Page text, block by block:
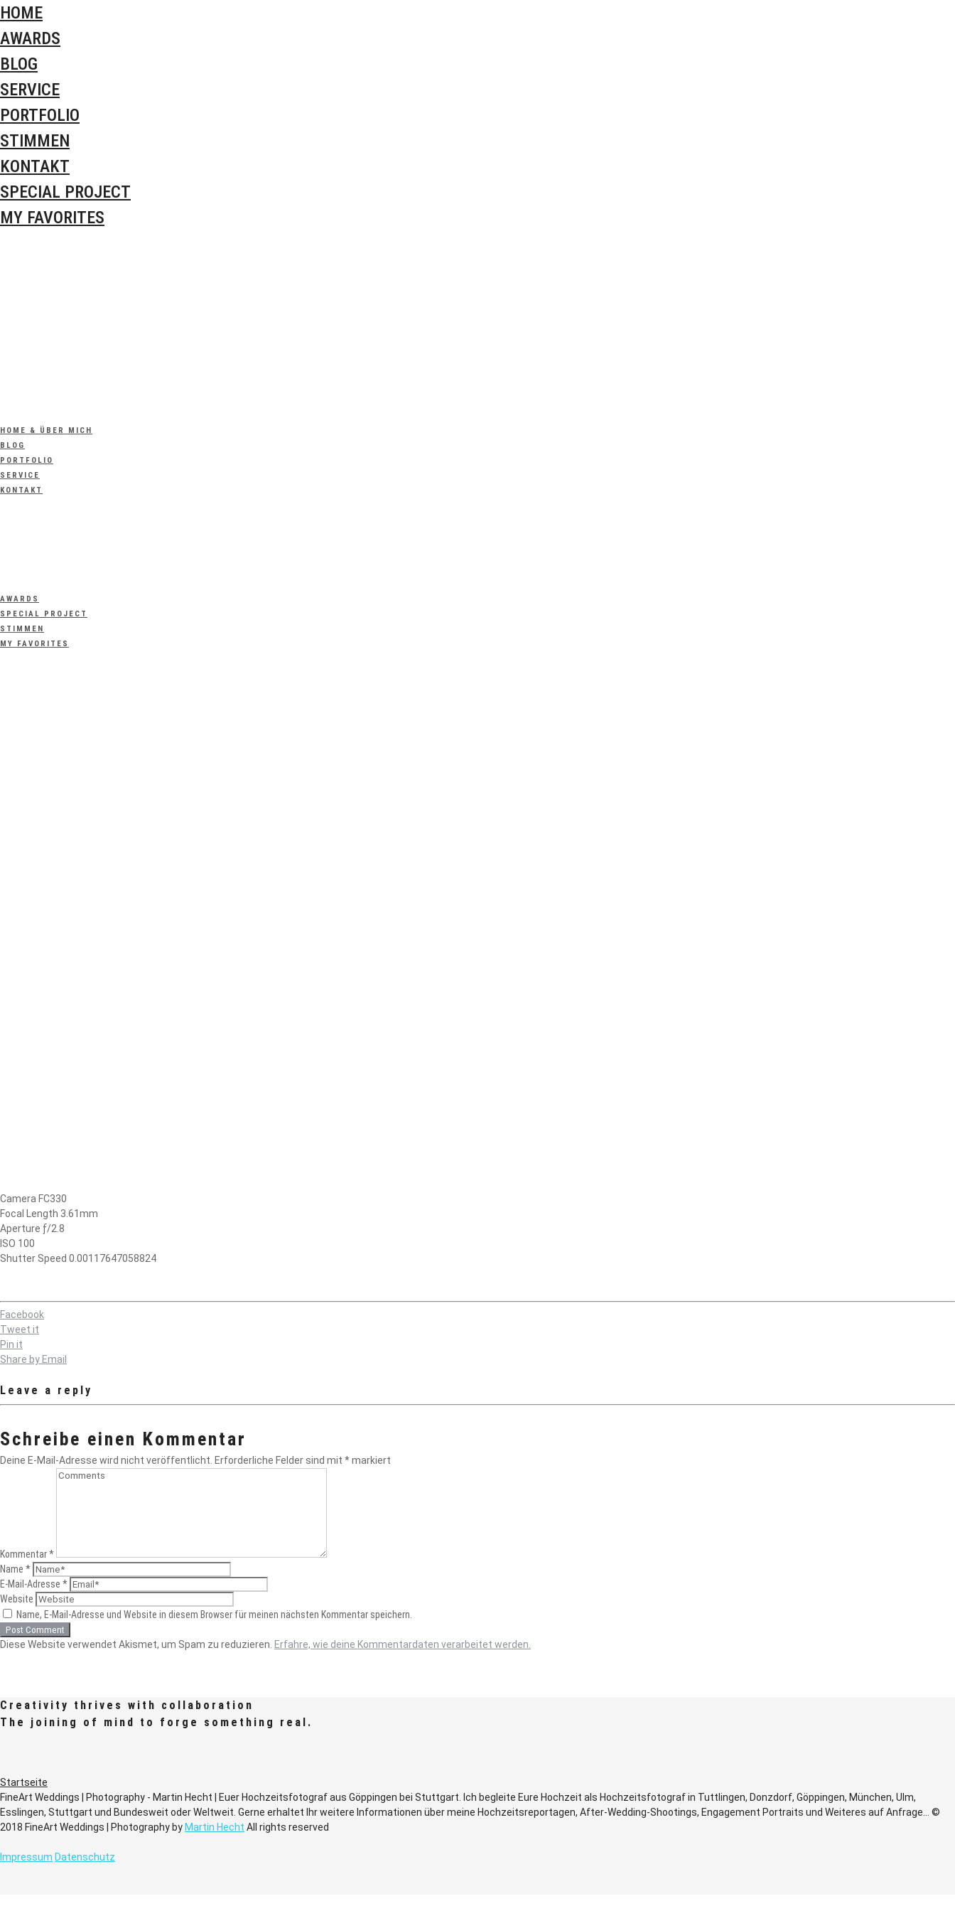
HOME
AWARDS
BLOG
SERVICE
PORTFOLIO
STIMMEN
KONTAKT
SPECIAL PROJECT
MY FAVORITES
HOME & ÜBER MICH
BLOG
PORTFOLIO
SERVICE
KONTAKT
AWARDS
SPECIAL PROJECT
STIMMEN
MY FAVORITES
Camera FC330
Focal Length 3.61mm
Aperture ƒ/2.8
ISO 100
Shutter Speed 0.00117647058824
Facebook
Tweet it
Pin it
Share by Email
Leave a reply
Schreibe einen Kommentar
Deine E-Mail-Adresse wird nicht veröffentlicht. Erforderliche Felder sind mit *markiert
Kommentar*
Name *
E-Mail-Adresse *
Website
Name, E-Mail-Adresse und Website in diesem Browser für meinen nächsten Kommentar speichern.
Diese Website verwendet Akismet, um Spam zu reduzieren. Erfahre, wie deine Kommentardaten verarbeitet werden.
Creativity thrives with collaboration
The joining of mind to forge something real.
Startseite
FineArt Weddings | Photography - Martin Hecht | Euer Hochzeitsfotograf aus Göppingen bei Stuttgart. Ich begleite Eure Hochzeit als Hochzeitsfotograf in Tuttlingen, Donzdorf, Göppingen, München, Ulm,
Esslingen, Stuttgart und Bundesweit oder Weltweit. Gerne erhaltet Ihr weitere Informationen über meine Hochzeitsreportagen, After-Wedding-Shootings, Engagement Portraits und Weiteres auf Anfrage... ©
2018 FineArt Weddings | Photography byMartin Hecht All rights reserved
Impressum Datenschutz